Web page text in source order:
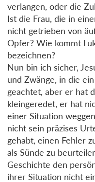
verlangen, oder die
Ist die Frau, die in
nicht getrieben von
Opfer? Wie kommt
bezeichnen?
Nun bin ich sicher,
und Zwänge, in die
geachtet, aber er hat
kleingeredet, er hat
einer Situation
nicht sein präzises
gehabt, einen Fehler
als Sünde zu
Geschichte den
ihrer Situation nicht